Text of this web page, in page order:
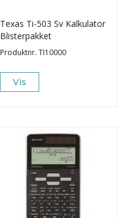
Texas Ti-503 Sv Kalkulator
Blisterpakket
Produktnr. TI10000
Vis